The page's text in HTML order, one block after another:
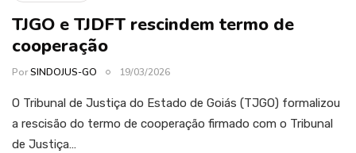
TJGO e TJDFT rescindem termo de
cooperação
PorSINDOJUS-GO 19/03/2026
O Tribunal de Justiça do Estado de Goiás (TJGO) formalizou
a rescisão do termo de cooperação firmado com o Tribunal
de Justiça…